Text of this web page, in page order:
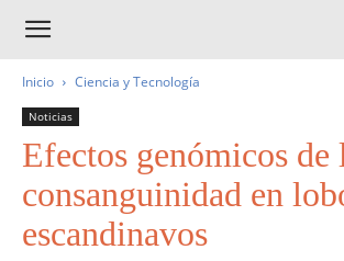
Inicio Ciencia y Tecnología
Noticias
Efectos genómicos de
consanguinidad en
escandinavos